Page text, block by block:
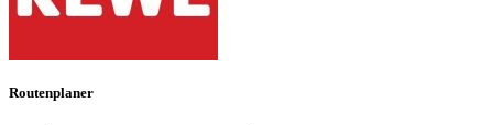
Routenplaner